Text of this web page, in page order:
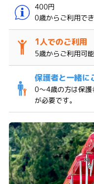
400円
0歳からご利用でき
5歳からご利用可能
0～4歳の方は保護
が必要です。